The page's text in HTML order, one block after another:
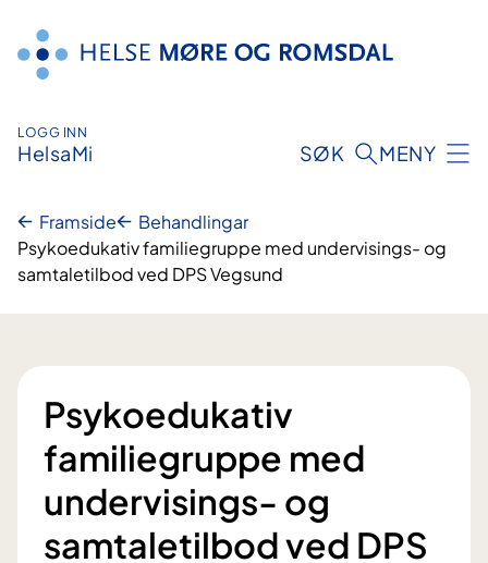
innhald
LOGG INN
HelsaMi SØK MENY
Framside
Behandlingar
Psykoedukativ familiegruppe med undervisings- og
samtaletilbod ved DPS Vegsund
Psykoedukativ
familiegruppe med
undervisings- og
samtaletilbod ved DPS